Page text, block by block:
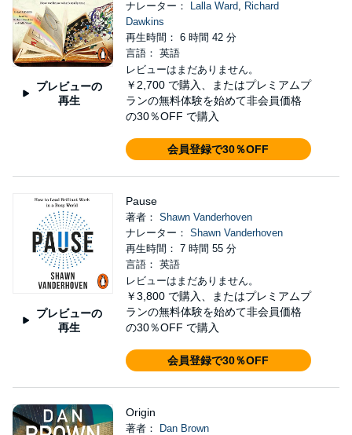
プレビューの
再生
ナレーター：
Lalla Ward, Richard
Dawkins
再生時間： 6 時間 42 分
言語： 英語
レビューはまだありません。
￥2,700 で購入、またはプレミアムプ
ランの無料体験を始めて非会員価格
の30％OFF で購入
会員登録で30％OFF
プレビューの
再生
Pause
著者： Shawn Vanderhoven
ナレーター： Shawn Vanderhoven
再生時間： 7 時間 55 分
言語： 英語
レビューはまだありません。
￥3,800 で購入、またはプレミアムプ
ランの無料体験を始めて非会員価格
の30％OFF で購入
会員登録で30％OFF
Origin
著者：
Dan Brown